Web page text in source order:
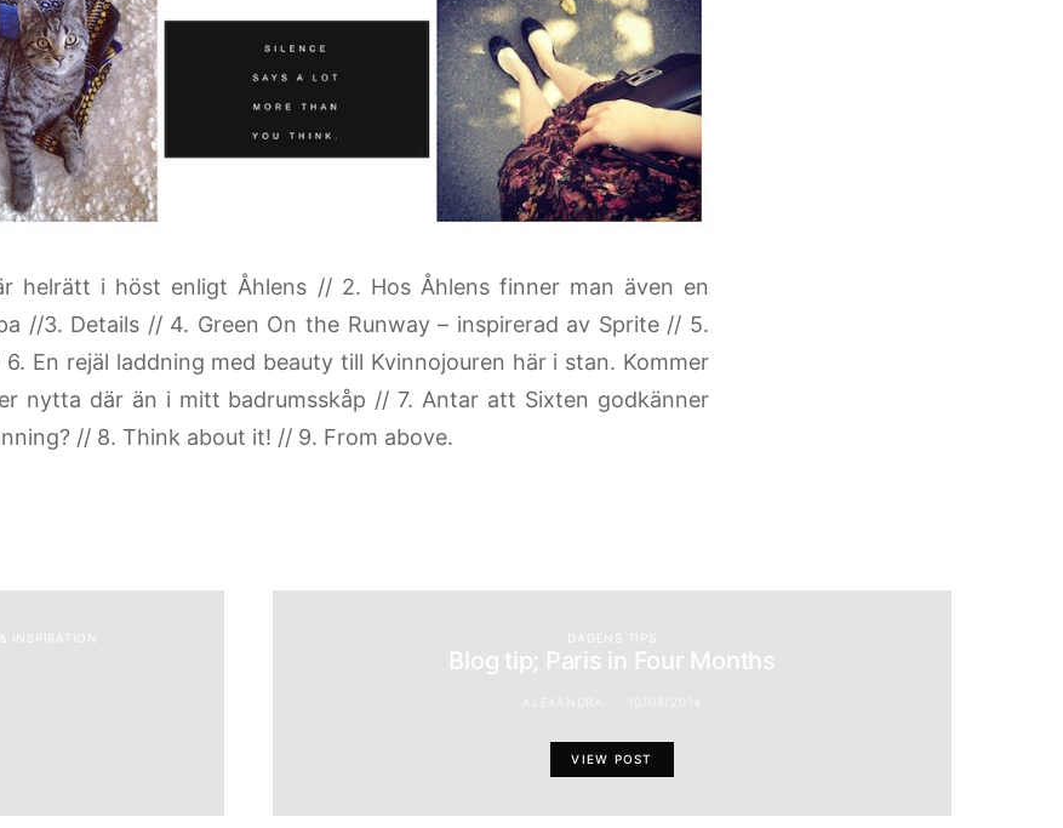
helrätt i höst enligt Åhlens // 2. Hos Åhlens finner man även en
//3. Details // 4. Green On the Runway – inspirerad av Sprite // 5.
En rejäl laddning med beauty till Kvinnojouren här i stan. Kommer
nytta där än i mitt badrumsskåp // 7. Antar att Sixten godkänner
// 8. Think about it! // 9. From above.
INSPIRATION DAGENS TIPS
Blog tip; Paris in Four Months
VIEW POST